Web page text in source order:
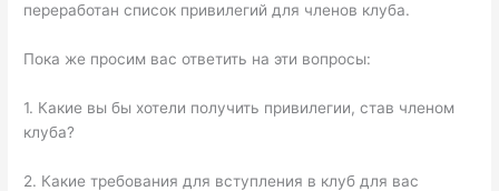
переработан список привилегий для членов клуба.
Пока же просим вас ответить на эти вопросы:
1. Какие вы бы хотели получить привилегии, став членом
клуба?
2. Какие требования для вступления в клуб для вас